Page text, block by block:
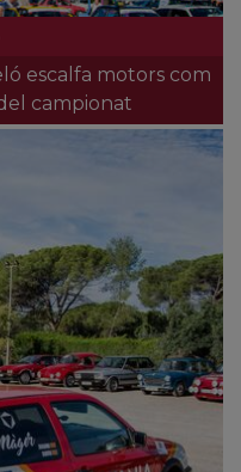
escalfa motors com
campionat